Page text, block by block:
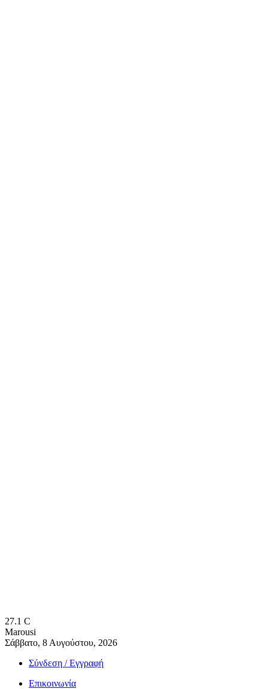
27.1 C
Marousi
Σάββατο, 8 Αυγούστου, 2026
Σύνδεση / Εγγραφή
Επικοινωνία